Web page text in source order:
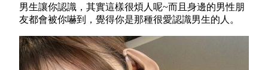
男生讓你認識，其實這樣很煩人呢~而且身邊的男性朋
友都會被你嚇到，覺得你是那種很愛認識男生的人。